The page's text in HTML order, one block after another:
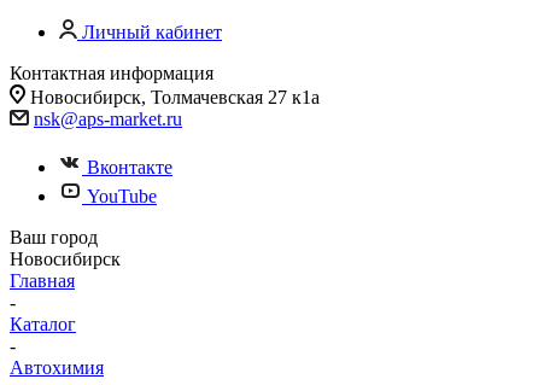
Личный кабинет
Контактная информация
Новосибирск, Толмачевская 27 к1а
nsk@aps-market.ru
Вконтакте
YouTube
Ваш город
Новосибирск
Главная
-
Каталог
-
Автохимия